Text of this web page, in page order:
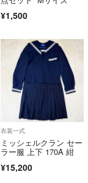
¥1,500
衣装一式
ミッシェルクラン セー
ラー服 上下 170A 紺
¥15,200